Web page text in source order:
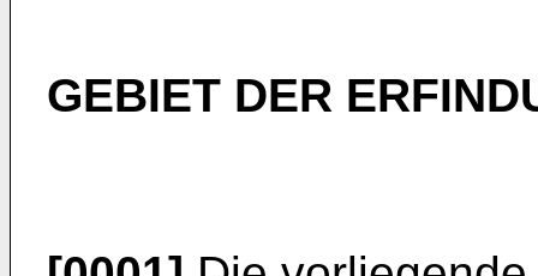
GEBIET DER